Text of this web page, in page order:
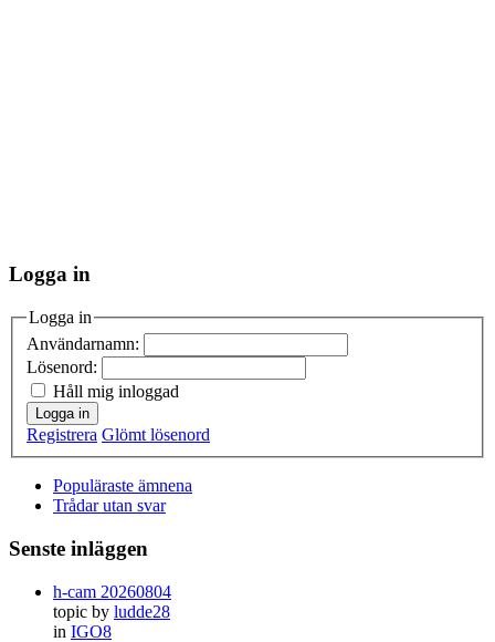
Logga in
Logga in
Användarnamn:
Lösenord:
Håll mig inloggad
Logga in
Registrera Glömt lösenord
Populäraste ämnena
Trådar utan svar
Senste inläggen
h-cam 20260804
topic by ludde28
in IGO8